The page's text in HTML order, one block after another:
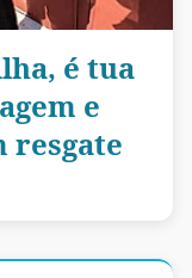
é tua
e
resgate